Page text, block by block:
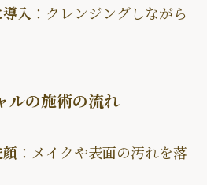
入 ：クレンジングしながら
ルの施術の流れ
：メイクや表面の汚れを落